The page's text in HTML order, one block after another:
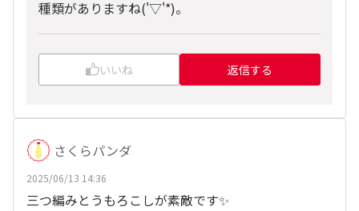
種類がありますね('▽'*)。
いいね 返信する
さくらパンダ
2025/06/13 14:36
三つ編みとうもろこしが素敵です✨